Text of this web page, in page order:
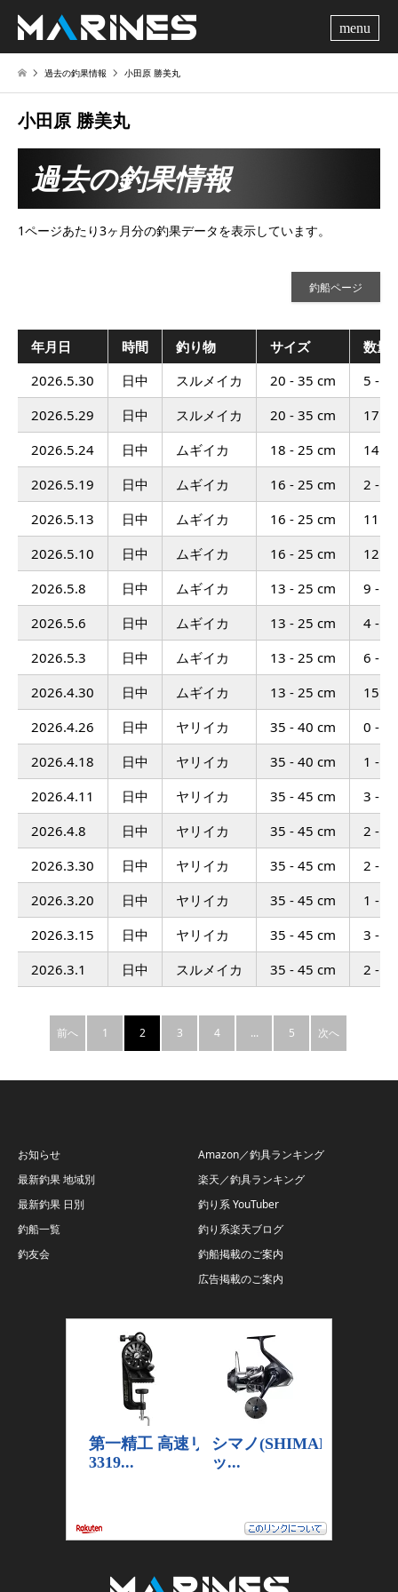
過去の釣果情報 小田原 勝美丸
小田原 勝美丸
過去の釣果情報
1ページあたり3ヶ月分の釣果データを表示しています。
釣船ページ
年月日 時間 釣り物 サイズ
数量
2026.5.30
日中 スルメイカ 20 - 35 cm
5 - 41
2026.5.29
日中 スルメイカ 20 - 35 cm
17 -
2026.5.24
日中 ムギイカ 18 - 25 cm
14 -
2026.5.19
日中 ムギイカ 16 - 25 cm
2 - 15
2026.5.13
日中 ムギイカ 16 - 25 cm
11 -
2026.5.10
日中 ムギイカ 16 - 25 cm
12 -
2026.5.8
日中 ムギイカ 13 - 25 cm
9 - 40
2026.5.6
日中 ムギイカ 13 - 25 cm
4 - 31
2026.5.3
日中 ムギイカ 13 - 25 cm
6 - 33
2026.4.30
日中 ムギイカ 13 - 25 cm
15 -
2026.4.26
日中 ヤリイカ 35 - 40 cm
0 - 5
2026.4.18
日中 ヤリイカ 35 - 40 cm
1 - 6
2026.4.11
日中 ヤリイカ 35 - 45 cm
3 - 8
2026.4.8
日中 ヤリイカ 35 - 45 cm
2 - 7
2026.3.30
日中 ヤリイカ 35 - 45 cm
2 - 7
2026.3.20
日中 ヤリイカ 35 - 45 cm
1 - 6
2026.3.15
日中 ヤリイカ 35 - 45 cm
3 - 14
2026.3.1
日中 スルメイカ 35 - 45 cm 2 - 6
前へ 1 2 3 4 ... 5 次へ
お知らせ
最新釣果 地域別
最新釣果 日別
釣船一覧
釣友会
Amazon／釣具ランキング
楽天／釣具ランキング
釣り系 YouTuber
釣り系楽天ブログ
釣船掲載のご案内
広告掲載のご案内